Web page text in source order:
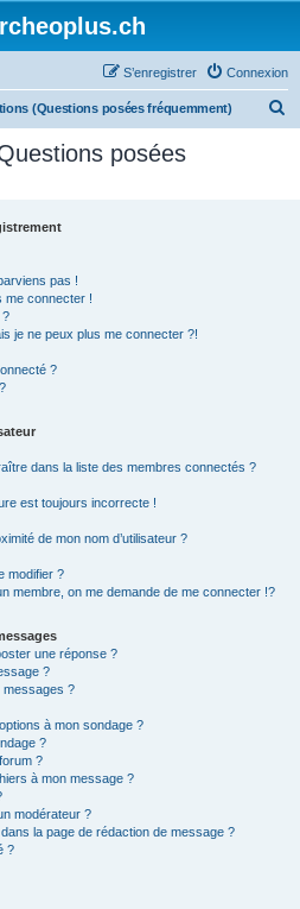
Connexion
S’enregistrer
(Questions posées fréquemment)
posées
pas !
me connecter !
?
je ne peux plus me connecter ?!
?
dans la liste des membres connectés ?
est toujours incorrecte !
de mon nom d’utilisateur ?
modifier ?
membre, on me demande de me connecter !?
une réponse ?
?
messages ?
à mon sondage ?
?
?
à mon message ?
modérateur ?
la page de rédaction de message ?
?